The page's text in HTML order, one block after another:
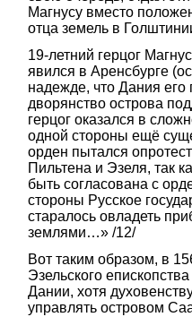
Магнусу вместо
отца земель в
19-летний герцог
явился в Аренсбурге
надежде, что Дания его
дворянство острова
герцог оказался в
одной стороны ещё
орден пытался
Пильтена и Эзеля, так
быть согласована с
стороны Русское
старалось овладеть
землями…» /12/
Вот таким образом, в
Эзельского
Дании, хотя
управлять островом